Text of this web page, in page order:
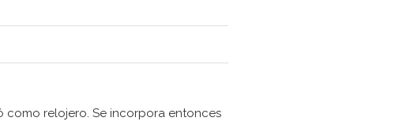
como relojero. Se incorpora entonces